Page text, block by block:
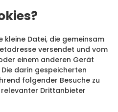
kleine Datei, die gemeinsam
versendet und vom
einem anderen Gerät
darin gespeicherten
folgender Besuche zu
Drittanbieter